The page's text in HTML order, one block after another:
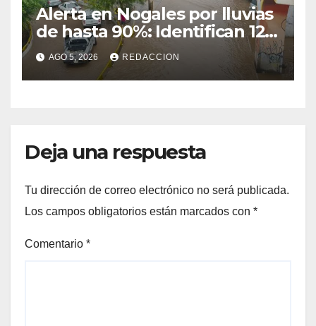
Alerta en Nogales por lluvias
de hasta 90%: Identifican 12
vialidades con alto riesgo de
arroyos e inundaciones
AGO 5, 2026 REDACCION
Deja una respuesta
Tu dirección de correo electrónico no será publicada.
Los campos obligatorios están marcados con *
Comentario *